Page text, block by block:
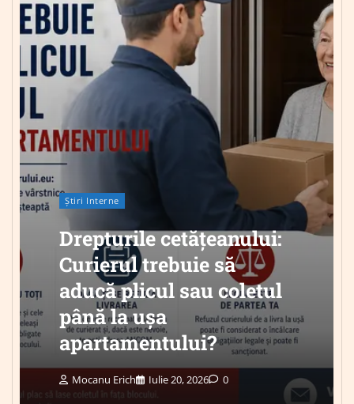
Știri Interne
Drepturile cetățeanului:
Curierul trebuie să
aducă plicul sau coletul
până la ușa
apartamentului?
Mocanu Erich Iulie 20, 2026 0